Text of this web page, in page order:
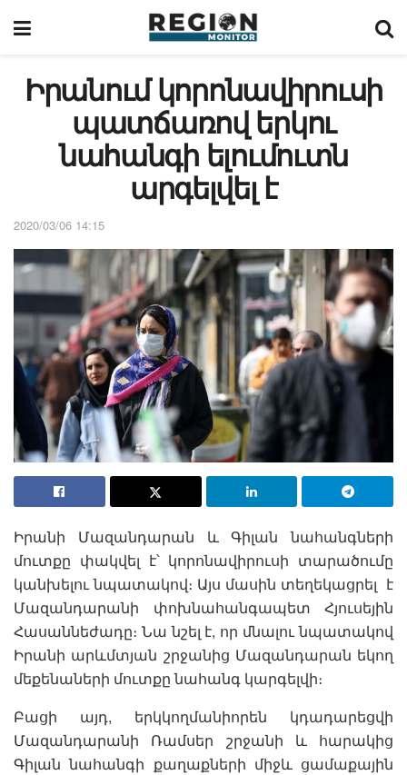
Իրանում կորոնավիրուսի
պատճառով երկու
նահանգի ելումուտն
արգելվել է
2020/03/06 14:15
Իրանի Մազանդարան և Գիլան նահանգների
մուտքը փակվել է՝ կորոնավիրուսի տարածումը
կանխելու նպատակով։ Այս մասին տեղեկացրել է
Մազանդարանի փոխնահանգապետ Հյուսեյին
Հասաննեժադը։ Նա նշել է, որ մնալու նպատակով
Իրանի արևմտյան շրջանից Մազանդարան եկող
մեքենաների մուտքը նահանգ կարգելվի։
Բացի այդ, երկկողմանիորեն կդադարեցվի
Մազանդարանի Ռամսեր շրջանի և հարակից
Գիլան նահանգի քաղաքների միջև ցամաքային